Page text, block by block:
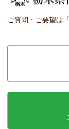
ご質問・ご要望は